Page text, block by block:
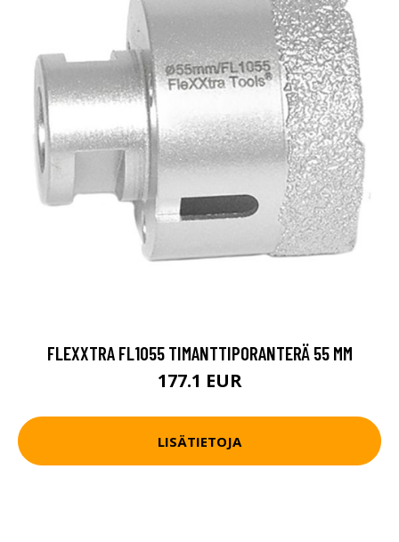
FLEXXTRA FL1055 TIMANTTIPORANTERÄ 55 MM
177.1 EUR
LISÄTIETOJA